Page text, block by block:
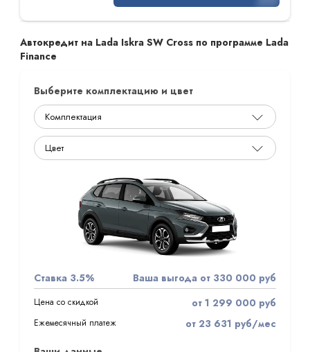
Автокредит на Lada Iskra SW Cross по программе Lada
Finance
Выберите комплектацию и цвет
Ставка 3.5% Ваша выгода от 330 000 руб
Цена со скидкой от 1 299 000 руб
Ежемесячный платеж
от 23 631 руб/мес